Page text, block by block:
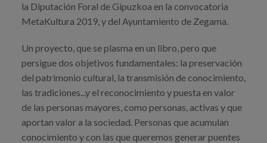
la Diputación Foral de Gipuzkoa en la convocatoria
MetaKultura 2019, y del Ayuntamiento de Zegama.
Un proyecto, que se plasma en un libro, pero que
persigue dos objetivos fundamentales: la preservación
del patrimonio cultural, la transmisión de conocimiento,
las tradiciones...y el reconocimiento y puesta en valor
de las personas mayores, como personas, activas y que
aportan valor a la sociedad. Personas que acumulan
conocimiento y con las que queremos generar puentes